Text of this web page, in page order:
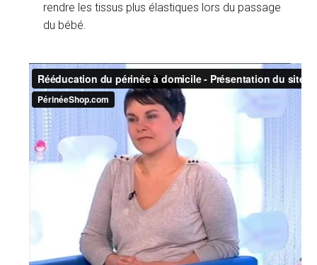
rendre les tissus plus élastiques lors du passage
du bébé.